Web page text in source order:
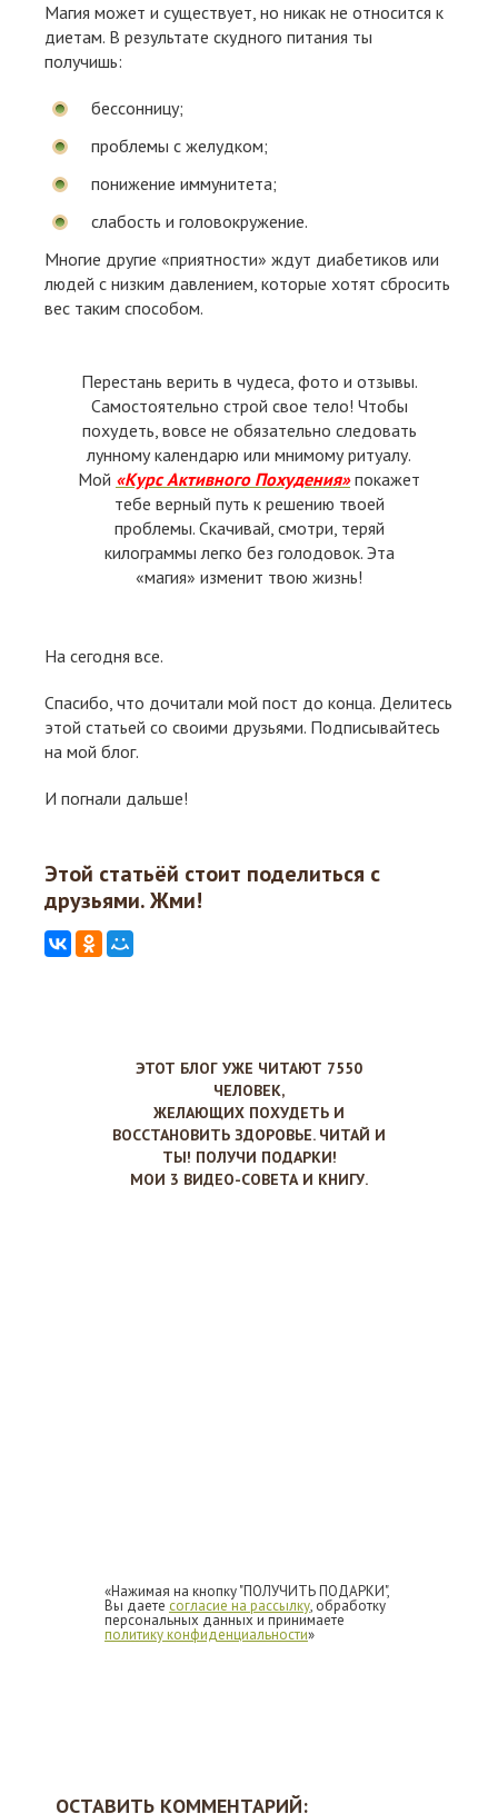
Магия может и существует, но никак не относится к
диетам. В результате скудного питания ты
получишь:
бессонницу;
проблемы с желудком;
понижение иммунитета;
слабость и головокружение.
Многие другие «приятности» ждут диабетиков или
людей с низким давлением, которые хотят сбросить
вес таким способом.
Перестань верить в чудеса, фото и отзывы.
Самостоятельно строй свое тело! Чтобы
похудеть, вовсе не обязательно следовать
лунному календарю или мнимому ритуалу.
Мой «Курс Активного Похудения»покажет
тебе верный путь к решению твоей
проблемы. Скачивай, смотри, теряй
килограммы легко без голодовок. Эта
«магия» изменит твою жизнь!
На сегодня все.
Спасибо, что дочитали мой пост до конца. Делитесь
этой статьей со своими друзьями. Подписывайтесь
на мой блог.
И погнали дальше!
Этой статьёй стоит поделиться с
друзьями. Жми!
ЭТОТ БЛОГ УЖЕ ЧИТАЮТ 7550
ЧЕЛОВЕК,
ЖЕЛАЮЩИХ ПОХУДЕТЬ И
ВОССТАНОВИТЬ ЗДОРОВЬЕ. ЧИТАЙ И
ТЫ! ПОЛУЧИ ПОДАРКИ!
МОИ 3 ВИДЕО-СОВЕТА И КНИГУ.
«Нажимая на кнопку "ПОЛУЧИТЬ ПОДАРКИ",
Вы даете согласие на рассылку, обработку
персональных данных и принимаете
политику конфиденциальности»
ОСТАВИТЬ КОММЕНТАРИЙ: